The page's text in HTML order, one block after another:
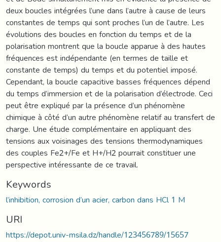
deux boucles intégrées l’une dans l’autre à cause de leurs
constantes de temps qui sont proches l’un de l’autre. Les
évolutions des boucles en fonction du temps et de la
polarisation montrent que la boucle apparue à des hautes
fréquences est indépendante (en termes de taille et
constante de temps) du temps et du potentiel imposé.
Cependant, la boucle capacitive basses fréquences dépend
du temps d’immersion et de la polarisation d’électrode. Ceci
peut être expliqué par la présence d’un phénomène
chimique à côté d’un autre phénomène relatif au transfert de
charge. Une étude complémentaire en appliquant des
tensions aux voisinages des tensions thermodynamiques
des couples Fe2+/Fe et H+/H2 pourrait constituer une
perspective intéressante de ce travail.
Keywords
l’inhibition, corrosion d’un acier, carbon dans HCl 1 M
URI
https://depot.univ-msila.dz/handle/123456789/15657